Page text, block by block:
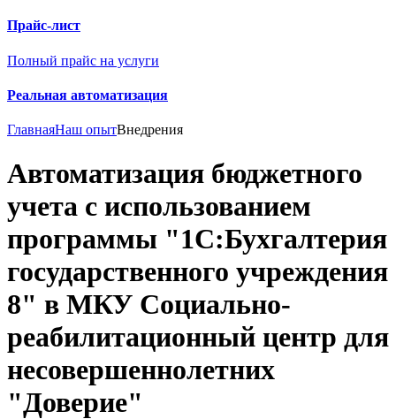
Прайс-лист
Полный прайс на услуги
Реальная автоматизация
ГлавнаяНаш опытВнедрения
Автоматизация бюджетного
учета с использованием
программы "1С:Бухгалтерия
государственного учреждения
8" в МКУ Социально-
реабилитационный центр для
несовершеннолетних
"Доверие"